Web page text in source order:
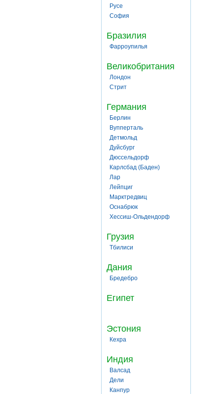
Русе
София
Бразилия
Фарроупилья
Великобритания
Лондон
Стрит
Германия
Берлин
Вупперталь
Детмольд
Дуйсбург
Дюссельдорф
Карлсбад (Баден)
Лар
Лейпциг
Марктредвиц
Оснабрюк
Хессиш-Ольдендорф
Грузия
Тбилиси
Дания
Бредебро
Египет
Эстония
Кехра
Индия
Валсад
Дели
Канпур